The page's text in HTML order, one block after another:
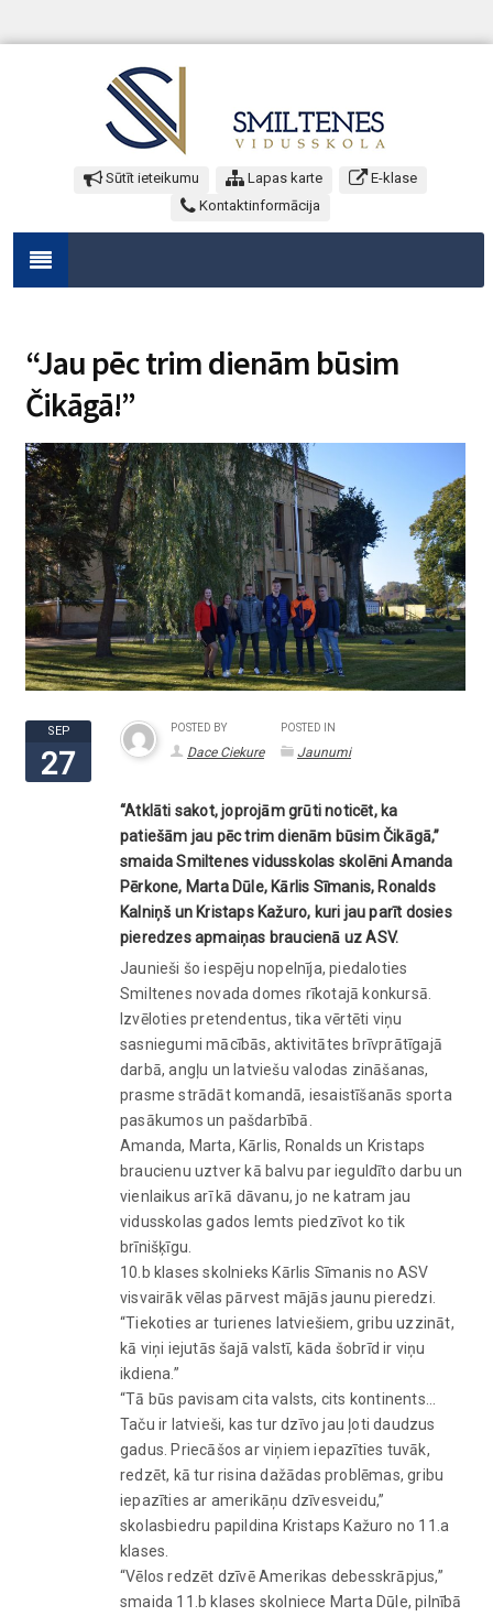
Sūtīt ieteikumu Lapas karte
E-klase
Kontaktinformācija
“Jau pēc trim dienām būsim
Čikāgā!”
SEP
27
POSTED BY
Dace Ciekure
POSTED IN
Jaunumi
“Atklāti sakot, joprojām grūti noticēt, ka
patiešām jau pēc trim dienām būsim Čikāgā,”
smaida Smiltenes vidusskolas skolēni Amanda
Pērkone, Marta Dūle, Kārlis Sīmanis, Ronalds
Kalniņš un Kristaps Kažuro, kuri jau parīt dosies
pieredzes apmaiņas braucienā uz ASV.
Jaunieši šo iespēju nopelnīja, piedaloties
Smiltenes novada domes rīkotajā konkursā.
Izvēloties pretendentus, tika vērtēti viņu
sasniegumi mācībās, aktivitātes brīvprātīgajā
darbā, angļu un latviešu valodas zināšanas,
prasme strādāt komandā, iesaistīšanās sporta
pasākumos un pašdarbībā.
Amanda, Marta, Kārlis, Ronalds un Kristaps
braucienu uztver kā balvu par ieguldīto darbu un
vienlaikus arī kā dāvanu, jo ne katram jau
vidusskolas gados lemts piedzīvot ko tik
brīnišķīgu.
10.b klases skolnieks Kārlis Sīmanis no ASV
visvairāk vēlas pārvest mājās jaunu pieredzi.
“Tiekoties ar turienes latviešiem, gribu uzzināt,
kā viņi iejutās šajā valstī, kāda šobrīd ir viņu
ikdiena.”
“Tā būs pavisam cita valsts, cits kontinents…
Taču ir latvieši, kas tur dzīvo jau ļoti daudzus
gadus. Priecāšos ar viņiem iepazīties tuvāk,
redzēt, kā tur risina dažādas problēmas, gribu
iepazīties ar amerikāņu dzīvesveidu,”
skolasbiedru papildina Kristaps Kažuro no 11.a
klases.
“Vēlos redzēt dzīvē Amerikas debesskrāpjus,”
smaida 11.b klases skolniece Marta Dūle, pilnībā